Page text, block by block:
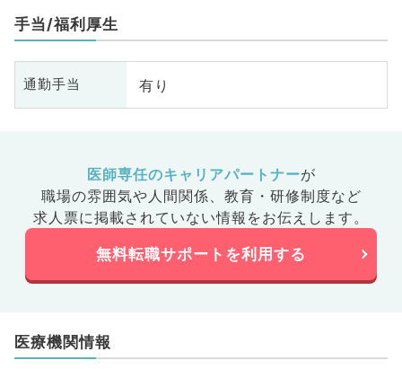
手当/福利厚生
通勤手当 有り
医師専任のキャリアパートナーが
職場の雰囲気や人間関係、 教育・研修制度など
求人票に掲載されていない情報をお伝えします。
無料転職サポートを利用する
医療機関情報